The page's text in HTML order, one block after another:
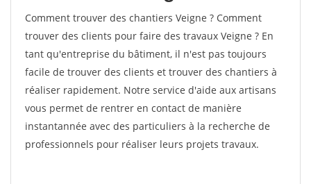
Comment trouver des chantiers Veigne ? Comment
trouver des clients pour faire des travaux Veigne ? En
tant qu'entreprise du bâtiment, il n'est pas toujours
facile de trouver des clients et trouver des chantiers à
réaliser rapidement. Notre service d'aide aux artisans
vous permet de rentrer en contact de manière
instantannée avec des particuliers à la recherche de
professionnels pour réaliser leurs projets travaux.